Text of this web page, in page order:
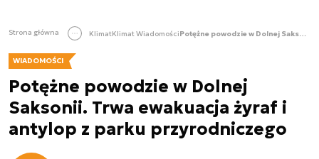
Strona główna KlimatKlimat Wiadomości Potężne powodzie w Dolnej Saksonii. Trwa ewakuacja żyraf i antylop z parku przyrodniczego
WIADOMOŚCI
Potężne powodzie w Dolnej
Saksonii. Trwa ewakuacja żyraf i
antylop z parku przyrodniczego